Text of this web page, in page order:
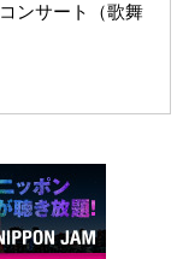
ンサート（歌舞